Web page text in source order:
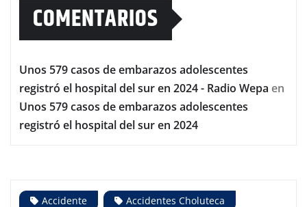
COMENTARIOS
Unos 579 casos de embarazos adolescentes
registró el hospital del sur en 2024 - Radio Wepa en
Unos 579 casos de embarazos adolescentes
registró el hospital del sur en 2024
Accidente
Accidentes Choluteca